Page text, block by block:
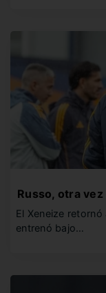
Russo, otra
El Xeneize
entrenó bajo…